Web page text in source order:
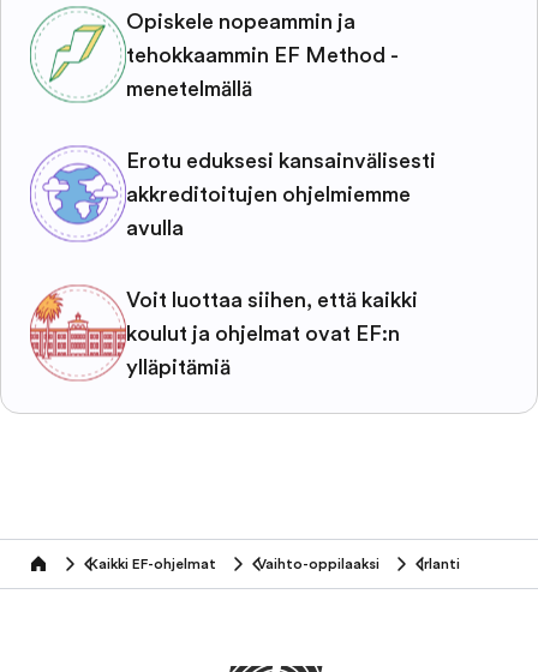
Opiskele nopeammin ja
tehokkaammin EF Method -
menetelmällä
Erotu eduksesi kansainvälisesti
akkreditoitujen ohjelmiemme
avulla
Voit luottaa siihen, että kaikki
koulut ja ohjelmat ovat EF:n
ylläpitämiä
home Kaikki EF-ohjelmat Vaihto-oppilaaksi Irlanti